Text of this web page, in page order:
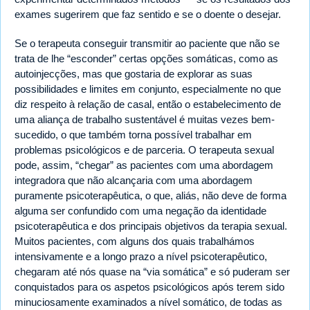
exames sugerirem que faz sentido e se o doente o desejar.
Se o terapeuta conseguir transmitir ao paciente que não se
trata de lhe “esconder” certas opções somáticas, como as
autoinjecções, mas que gostaria de explorar as suas
possibilidades e limites em conjunto, especialmente no que
diz respeito à relação de casal, então o estabelecimento de
uma aliança de trabalho sustentável é muitas vezes bem-
sucedido, o que também torna possível trabalhar em
problemas psicológicos e de parceria. O terapeuta sexual
pode, assim, “chegar” as pacientes com uma abordagem
integradora que não alcançaria com uma abordagem
puramente psicoterapêutica, o que, aliás, não deve de forma
alguma ser confundido com uma negação da identidade
psicoterapêutica e dos principais objetivos da terapia sexual.
Muitos pacientes, com alguns dos quais trabalhámos
intensivamente e a longo prazo a nível psicoterapêutico,
chegaram até nós quase na “via somática” e só puderam ser
conquistados para os aspetos psicológicos após terem sido
minuciosamente examinados a nível somático, de todas as